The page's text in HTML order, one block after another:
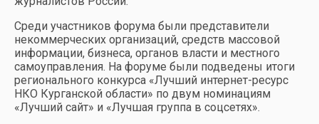
Среди участников форума были представители
некоммерческих организаций, средств массовой
информации, бизнеса, органов власти и местного
самоуправления. На форуме были подведены итоги
регионального конкурса «Лучший интернет-ресурс
НКО Курганской области» по двум номинациям
«Лучший сайт» и «Лучшая группа в соцсетях».